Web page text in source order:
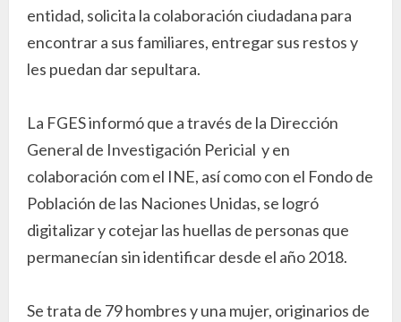
entidad, solicita la colaboración ciudadana para
encontrar a sus familiares, entregar sus restos y
les puedan dar sepultara.
La FGES informó que a través de la Dirección
General de Investigación Pericial y en
colaboración com el INE, así como con el Fondo de
Población de las Naciones Unidas, se logró
digitalizar y cotejar las huellas de personas que
permanecían sin identificar desde el año 2018.
Se trata de 79 hombres y una mujer, originarios de